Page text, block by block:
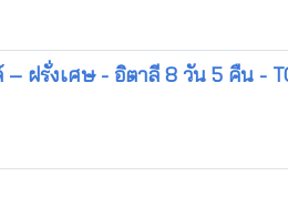
– ฝรั่งเศษ - อิตาลี 8 วัน 5 คืน -